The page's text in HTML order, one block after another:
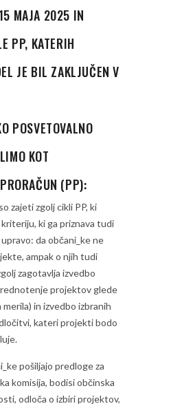
MAJA 2025 IN
PP, KATERIH
JE BIL ZAKLJUČEN V
POSVETOVALNO
KOT
(PP):
zajeti zgolj cikli PP, ki
ki ga priznava tudi
da občani_ke ne
ampak o njih tudi
zagotavlja izvedbo
projektov glede
in izvedbo izbranih
kateri projekti bodo
pošiljajo predloge za
komisija, bodisi občinska
odloča o izbiri projektov,